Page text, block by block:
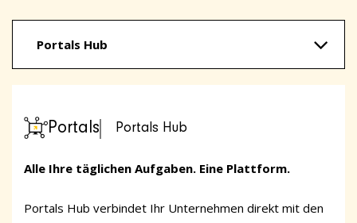
Portals Hub
Portals Portals Hub
Alle Ihre täglichen Aufgaben. Eine Plattform.
Portals Hub verbindet Ihr Unternehmen direkt mit den